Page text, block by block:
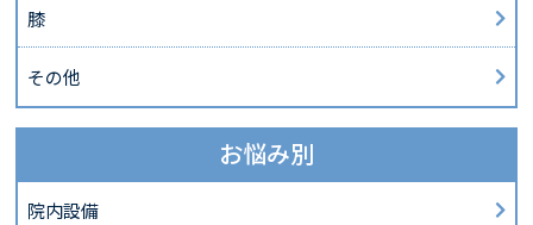
膝
その他
お悩み別
院内設備